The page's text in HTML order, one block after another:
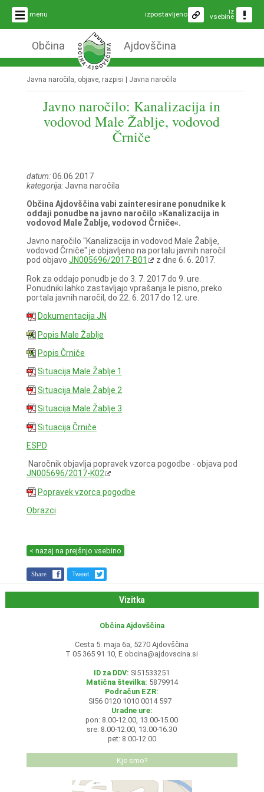
menu iz
vsebine
izpostavljeno
Občina Ajdovščina
Javna naročila, objave, razpisi | Javna naročila
Javno naročilo: Kanalizacija in
vodovod Male Žablje, vodovod
Črniče
datum:06.06.2017
kategorija:Javna naročila
Občina Ajdovščina vabi zainteresirane ponudnike k
oddaji ponudbe na javno naročilo »Kanalizacija in
vodovod Male Žablje, vodovod Črniče«.
Javno naročilo "Kanalizacija in vodovod Male Žablje,
vodovod Črniče" je objavljeno na portalu javnih naročil
pod objavo JN005696/2017-B01
z dne 6. 6. 2017.
Rok za oddajo ponudb je do 3. 7. 2017 do 9. ure.
Ponudniki lahko zastavljajo vprašanja le pisno, preko
portala javnih naročil, do 22. 6. 2017 do 12. ure.
Dokumentacija JN
Popis Male Žablje
Popis Črniče
Situacija Male Žablje 1
Situacija Male Žablje 2
Situacija Male Žablje 3
Situacija Črniče
ESPD
Naročnik objavlja popravek vzorca pogodbe - objava pod
JN005696/2017-K02
Popravek vzorca pogodbe
Obrazci
< nazaj na prejšnjo vsebino
Share Tweet
Vizitka
Občina Ajdovščina
Cesta 5. maja 6a, 5270 Ajdovščina
T 05 365 91 10, E obcina@ajdovscina.si
ID za DDV: SI51533251
Matična številka: 5879914
Podračun EZR:
SI56 0120 1010 0014 597
Uradne ure:
pon: 8.00-12.00, 13.00-15.00
sre: 8.00-12.00, 13.00-16.30
pet: 8.00-12.00
Kje smo?